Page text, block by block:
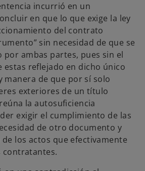
incurrió en un
en que lo que exige la ley
del contrato
sin necesidad de que se
ambas partes, pues sin el
estas reflejado en dicho único
manera de que por sí solo
exteriores de un título
la autosuficiencia
exigir el cumplimiento de las
de otro documento y
los actos que efectivamente
contratantes.